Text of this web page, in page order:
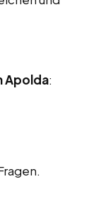
Apolda: